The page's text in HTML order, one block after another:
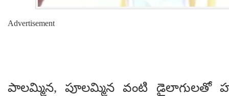
Advertisement
పాలమ్మిన, పూలమ్మిన వంటి డైలాగులతో